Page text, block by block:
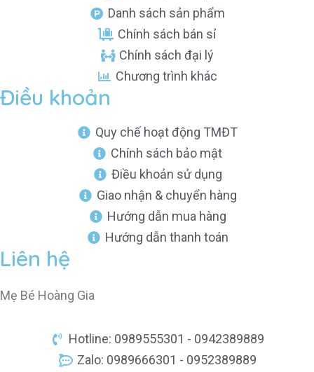
Danh sách sản phẩm
Chính sách bán sỉ
Chính sách đại lý
Chương trình khác
Điều khoản
Quy chế hoạt động TMĐT
Chính sách bảo mật
Điều khoản sử dụng
Giao nhận & chuyển hàng
Hướng dẫn mua hàng
Hướng dẫn thanh toán
Liên hệ
Mẹ Bé Hoàng Gia
Hotline: 0989555301 - 0942389889
Zalo: 0989666301 - 0952389889